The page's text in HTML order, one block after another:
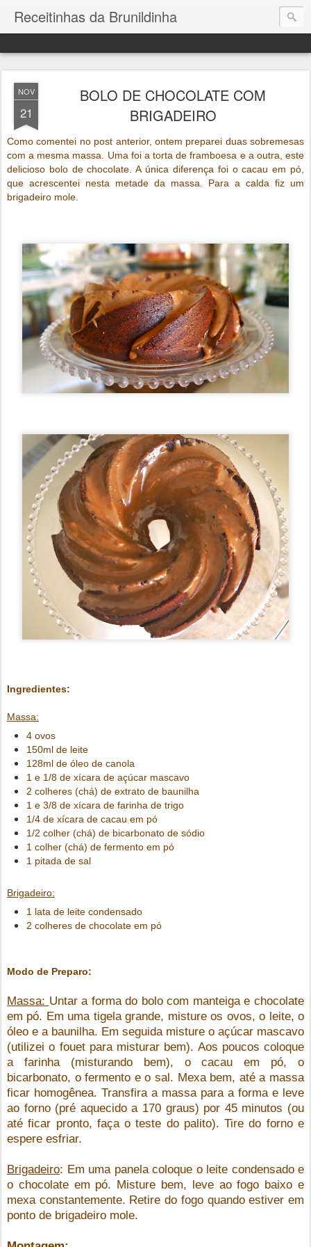
Receitinhas da Brunildinha
NOV
21
BOLO DE CHOCOLATE COM
BRIGADEIRO
Como comentei no post anterior, ontem preparei duas sobremesas
com a mesma massa. Uma foi a torta de framboesa e a outra, este
delicioso bolo de chocolate. A única diferença foi o cacau em pó,
que acrescentei nesta metade da massa. Para a calda fiz um
brigadeiro mole.
Ingredientes:
Massa:
4 ovos
150ml de leite
128ml de óleo de canola
1 e 1/8 de xícara de açúcar mascavo
2 colheres (chá) de extrato de baunilha
1 e 3/8 de xícara de farinha de trigo
1/4 de xícara de cacau em pó
1/2 colher (chá) de bicarbonato de sódio
1 colher (chá) de fermento em pó
1 pitada de sal
Brigadeiro:
1 lata de leite condensado
2 colheres de chocolate em pó
Modo de Preparo:
Massa: Untar a forma do bolo com manteiga e chocolate
em pó. Em uma tigela grande, misture os ovos, o leite, o
óleo e a baunilha. Em seguida misture o açúcar mascavo
(utilizei o fouet para misturar bem). Aos poucos coloque
a farinha (misturando bem), o cacau em pó, o
bicarbonato, o fermento e o sal. Mexa bem, até a massa
ficar homogênea. Transfira a massa para a forma e leve
ao forno (pré aquecido a 170 graus) por 45 minutos (ou
até ficar pronto, faça o teste do palito). Tire do forno e
espere esfriar.
Brigadeiro: Em uma panela coloque o leite condensado e
o chocolate em pó. Misture bem, leve ao fogo baixo e
mexa constantemente. Retire do fogo quando estiver em
ponto de brigadeiro mole.